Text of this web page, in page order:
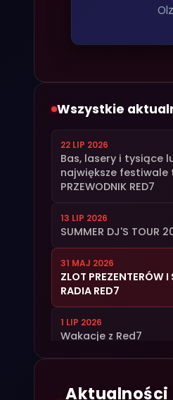
Wszystkie
22 LIP 2026
Bas, lasery i tysiące
największe
PRZEWODNIK RED7
13 LIP 2026
SUMMER DJ'S TOUR
31 MAJ 2026
ZLOT PREZENTERÓW
RADIA RED7
1 LIP 2026
Wakacje z Red7
Radiu Red7 na
Aktualności